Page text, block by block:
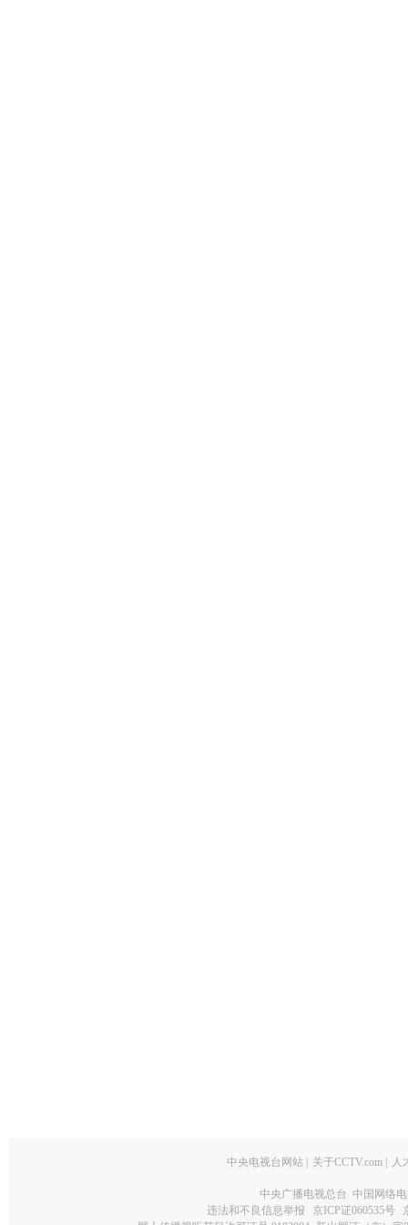
中央电视台网站 关于CCTV.com 人
中央广播电视总台 中国网络
违法和不良信息举报
京ICP证060535号